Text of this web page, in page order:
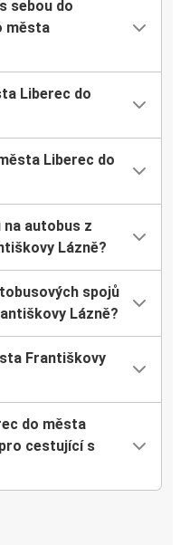
sebou do
města
Liberec do
Liberec do
autobus z
Lázně?
spojů
Lázně?
Františkovy
do města
cestující s